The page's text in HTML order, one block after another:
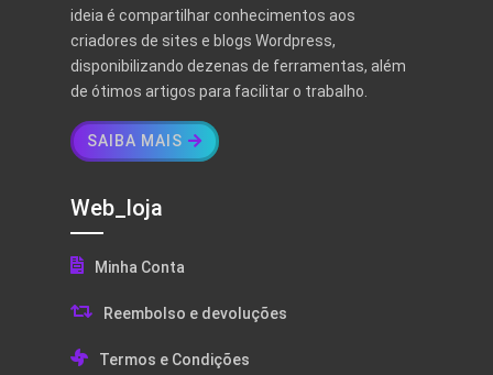
ideia é compartilhar conhecimentos aos
criadores de sites e blogs Wordpress,
disponibilizando dezenas de ferramentas, além
de ótimos artigos para facilitar o trabalho.
SAIBA MAIS
Web_loja
Minha Conta
Reembolso e devoluções
Termos e Condições